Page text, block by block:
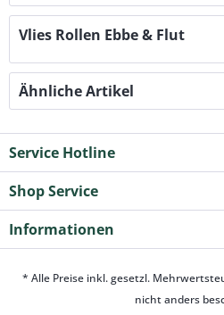
Vlies Rollen Ebbe & Flut
Ähnliche Artikel
Service Hotline
Shop Service
Informationen
* Alle Preise inkl. gesetzl.
nicht anders